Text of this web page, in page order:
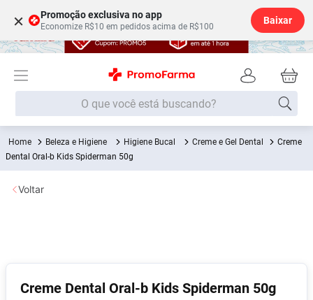
× Promoção exclusiva no app
Economize R$10 em pedidos acima de R$100
Baixar
O que você está buscando?
Beleza e Higiene Higiene Bucal Creme e Gel Dental
Creme
Dental Oral-b Kids Spiderman 50g
Creme Dental Oral-b Kids Spiderman 50g
Voltar
Termos mais buscados
1º Fralda
2
5º Fralda G
6º Shampoo